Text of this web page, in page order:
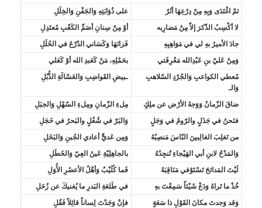
ثمّ اغْتَدَى وَبِهِ مِنْ دِرْعِهَا أثَرٌ
على ذُؤابَتِهِ وَالجَفْنِ وَالخِلَلِ
لا أكْسِبُ الذّكرَ إلاّ مِنْ مَضارِبه
أوْ مِنْ سِنانِ أصَمِّ الكَعْبِ مُعتَدِلِ
جادَ الأميرُ بهِ لي في مَوَاهِبِهِ
فَزانَهَا وَكَسَاني الدّرْعَ في الحُلَلِ
وَمِنْ عَليّ بنِ عَبْدِالله مَعْرِفَتي
بحَمْلِهِ، مَنْ كَعَبدِ الله أوْ كَعَلي
مُعطي الكواعبِ وَالجُرْدِ السّلاهبِ
وَالـ
ـبيضِ القَواضِبِ وَالعَسّالَةِ الذُّبُلِ
ضاقَ الزّمانُ وَوَجهُ الأرْض عن ملِكٍ
مِلءِ الزّمانِ ومِلءِ السّهْلِ وَالجبَلِ
فنَحنُ في جَذَلٍ والرّومُ في وَجَلٍ
وَالبَرّ في شُغُلٍ والبَحرُ في خَجَلِ
من تَغلِبَ الغالِبينَ النّاسَ مَنصِبُهُ
وَمِن عَديٍّ أعادي الجُبنِ وَالبَخَلِ
وَالمَدْحُ لابنِ أبي الهَيْجاءِ تُنجِدُهُ
بالجاهِلِيّةِ عَينُ العِيّ وَالخَطَلِ
لَيْتَ المَدائحَ تَسْتَوْفي مَنَاقِبَهُ
فَما كُلَيْبٌ وَأهْلُ الأعصُرِ الأُوَلِ
خُذْ ما تَراهُ وَدَعْ شَيْئاً سَمِعْتَ بهِ
في طَلعَةِ البَدرِ ما يُغنيكَ عن زُحَلِ
وَقد وَجدتَ مكانَ القَوْلِ ذا سَعَةٍ
فإنْ وَجَدْتَ لِساناً قائِلاً فَقُلِ